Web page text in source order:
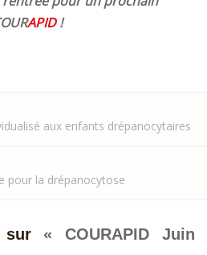
APID!
aux enfants drépanocytaires
pour la drépanocytose
sur « COURAPID Juin